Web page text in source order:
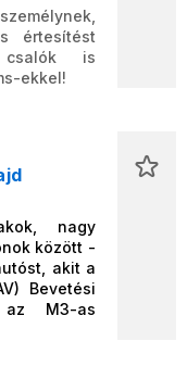
értesítést
csalók is
ekkel!
nagy
között -
akit a
Bevetési
az M3-as